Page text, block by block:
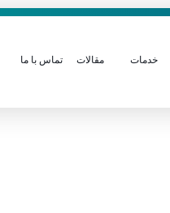
خدمات مقالات تماس با ما